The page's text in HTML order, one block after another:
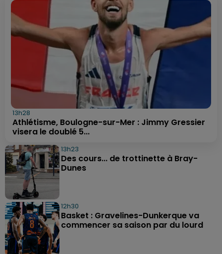
13h28
Athlétisme, Boulogne-sur-Mer : Jimmy Gressier
visera le doublé 5...
13h23
Des cours... de trottinette à Bray-
Dunes
12h30
Basket : Gravelines-Dunkerque va
commencer sa saison par du lourd